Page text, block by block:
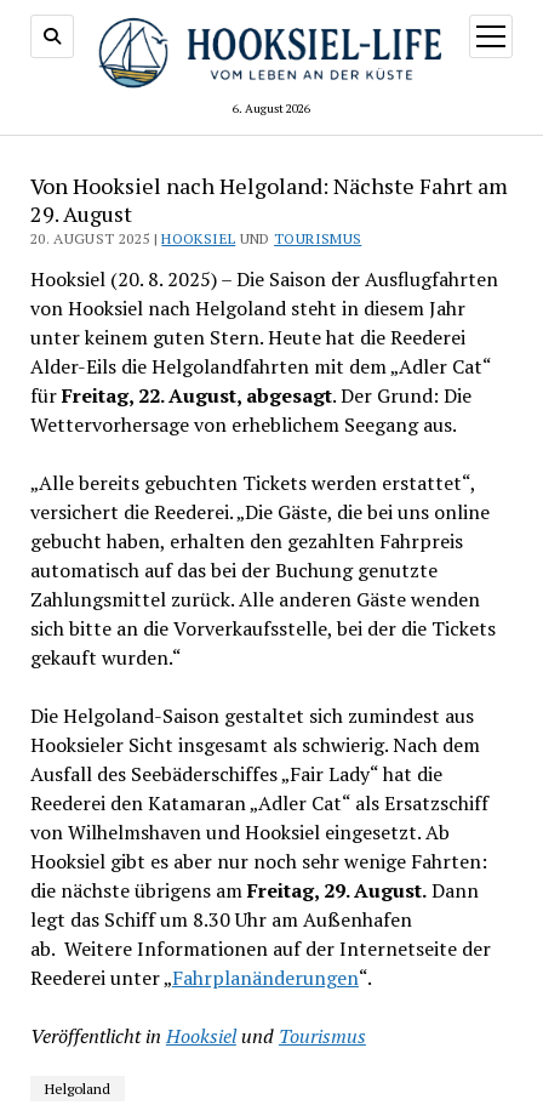
6. August 2026
Menü
öffnen
Von Hooksiel nach Helgoland: Nächste Fahrt am
29. August
20. AUGUST 2025 |HOOKSIEL UNDTOURISMUS
Hooksiel (20. 8. 2025) – Die Saison der Ausflugfahrten
von Hooksiel nach Helgoland steht in diesem Jahr
unter keinem guten Stern. Heute hat die Reederei
Alder-Eils die Helgolandfahrten mit dem „Adler Cat“
fürFreitag, 22. August, abgesagt. Der Grund: Die
Wettervorhersage von erheblichem Seegang aus.
„Alle bereits gebuchten Tickets werden erstattet“,
versichert die Reederei. „Die Gäste, die bei uns online
gebucht haben, erhalten den gezahlten Fahrpreis
automatisch auf das bei der Buchung genutzte
Zahlungsmittel zurück. Alle anderen Gäste wenden
sich bitte an die Vorverkaufsstelle, bei der die Tickets
gekauft wurden.“
Die Helgoland-Saison gestaltet sich zumindest aus
Hooksieler Sicht insgesamt als schwierig. Nach dem
Ausfall des Seebäderschiffes „Fair Lady“ hat die
Reederei den Katamaran „Adler Cat“ als Ersatzschiff
von Wilhelmshaven und Hooksiel eingesetzt. Ab
Hooksiel gibt es aber nur noch sehr wenige Fahrten:
die nächste übrigens amFreitag, 29. August.Dann
legt das Schiff um 8.30 Uhr am Außenhafen
ab. Weitere Informationen auf der Internetseite der
Reederei unter „Fahrplanänderungen“.
Veröffentlicht in Hooksielund Tourismus
Helgoland